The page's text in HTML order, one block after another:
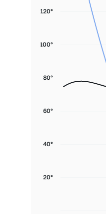
20°
40°
60°
80°
100°
120°